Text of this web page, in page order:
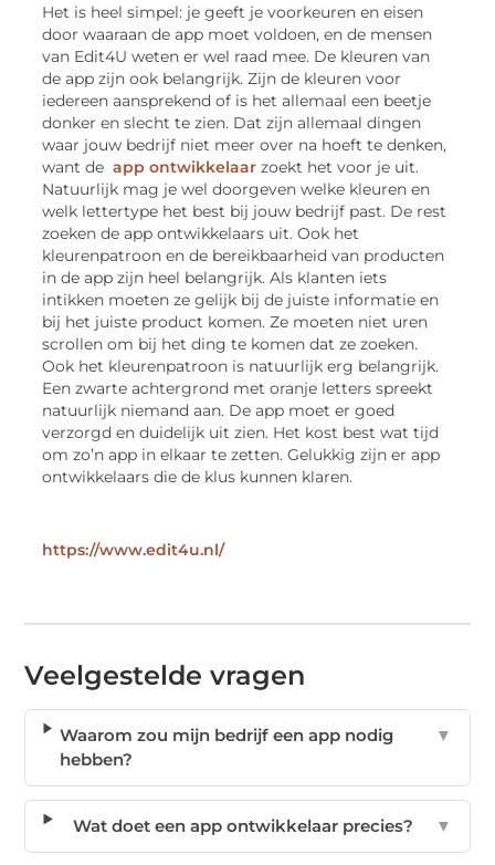
Het is heel simpel: je geeft je voorkeuren en eisen
door waaraan de app moet voldoen, en de mensen
van Edit4U weten er wel raad mee. De kleuren van
de app zijn ook belangrijk. Zijn de kleuren voor
iedereen aansprekend of is het allemaal een beetje
donker en slecht te zien. Dat zijn allemaal dingen
waar jouw bedrijf niet meer over na hoeft te denken,
want deapp ontwikkelaar zoekt het voor je uit.
Natuurlijk mag je wel doorgeven welke kleuren en
welk lettertype het best bij jouw bedrijf past. De rest
zoeken de app ontwikkelaars uit. Ook het
kleurenpatroon en de bereikbaarheid van producten
in de app zijn heel belangrijk. Als klanten iets
intikken moeten ze gelijk bij de juiste informatie en
bij het juiste product komen. Ze moeten niet uren
scrollen om bij het ding te komen dat ze zoeken.
Ook het kleurenpatroon is natuurlijk erg belangrijk.
Een zwarte achtergrond met oranje letters spreekt
natuurlijk niemand aan. De app moet er goed
verzorgd en duidelijk uit zien. Het kost best wat tijd
om zo’n app in elkaar te zetten. Gelukkig zijn er app
ontwikkelaars die de klus kunnen klaren.
https://www.edit4u.nl/
Veelgestelde vragen
Waarom zou mijn bedrijf een app nodig
hebben?
▼
Wat doet een app ontwikkelaar precies? ▼